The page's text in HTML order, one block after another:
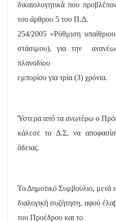
δικαιολογητικά που
του άρθρου 5 του Π.Δ.
254/2005 «Ρύθμιση
στάσιμου), για την
πλανοδίου
εμπορίου για τρία (3) χρόνια.
Ύστερα από τα ανωτέρω ο
κάλεσε το Δ.Σ. να
άδειας.
Το Δημοτικό Συμβούλιο, μετά
διαλογική συζήτηση, αφού
του Προέδρου και το